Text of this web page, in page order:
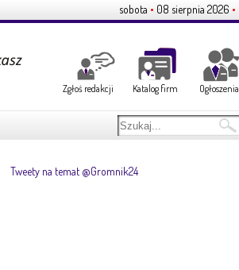
sobota • 08 sierpnia 2026 •
Zgłoś redakcji Katalog firm Ogłoszenia
Tweety na temat @Gromnik24